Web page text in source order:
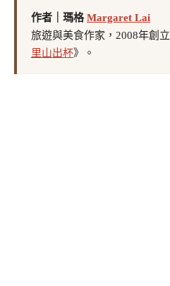
作者｜瑪格Margaret Lai
旅遊與美食作家，2008年創立
里山出杯》。